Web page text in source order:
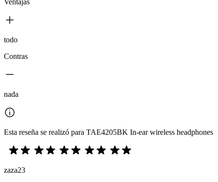
Ventajas
todo
Contras
nada
Esta reseña se realizó para TAE4205BK In-ear wireless headphones
zaza23